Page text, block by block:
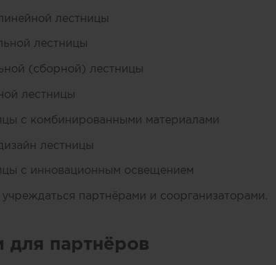
лестницы
лестницы
(сборной) лестницы
лестницы
с комбинированными материалами
лестницы
с инновационным освещением
партнёрами и соорганизаторами.
для партнёров